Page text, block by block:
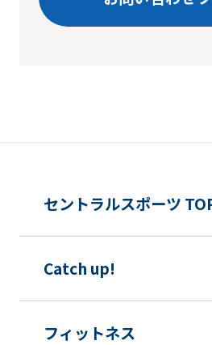
be
an
セントラルスポーツ
Catch up!
フィットネス